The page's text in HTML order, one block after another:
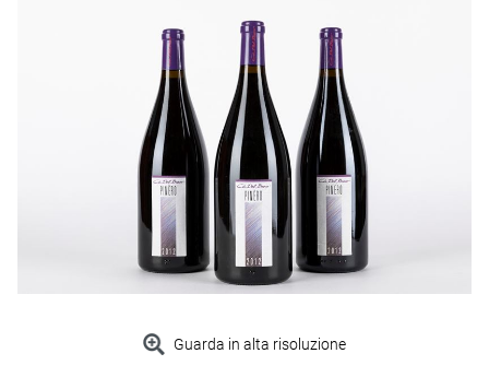
Guarda in alta risoluzione